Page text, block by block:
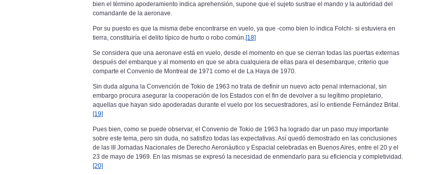
bien el término apoderamiento indica aprehensión, supone que el sujeto sustrae el mando y la autoridad del
comandante de la aeronave.
Por su puesto es que la misma debe encontrarse en vuelo, ya que -como bien lo indica Folchi- si estuviera en
tierra, constituiría el delito típico de hurto o robo común.[18]
Se considera que una aeronave está en vuelo, desde el momento en que se cierran todas las puertas externas
después del embarque y al momento en que se abra cualquiera de ellas para el desembarque, criterio que
comparte el Convenio de Montreal de 1971 como el de La Haya de 1970.
Sin duda alguna la Convención de Tokio de 1963 no trata de definir un nuevo acto penal internacional, sin
embargo procura asegurar la cooperación de los Estados con el fin de devolver a su legítimo propietario,
aquellas que hayan sido apoderadas durante el vuelo por los secuestradores, así lo entiende Fernández Brital.
[19]
Pues bien, como se puede observar, el Convenio de Tokio de 1963 ha logrado dar un paso muy importante
sobre este tema, pero sin duda, no satisfizo todas las expectativas. Así quedó demostrado en las conclusiones
de las III Jornadas Nacionales de Derecho Aeronáutico y Espacial celebradas en Buenos Aires, entre el 20 y el
23 de mayo de 1969. En las mismas se expresó la necesidad de enmendarlo para su eficiencia y completividad.
[20]